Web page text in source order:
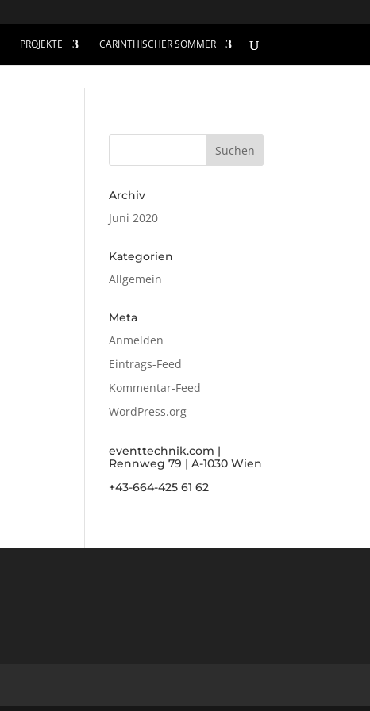
PROJEKTE CARINTHISCHER SOMMER
Archiv
Juni 2020
Kategorien
Allgemein
Meta
Anmelden
Eintrags-Feed
Kommentar-Feed
WordPress.org
eventtechnik.com |
Rennweg 79 | A-1030 Wien
+43-664-425 61 62